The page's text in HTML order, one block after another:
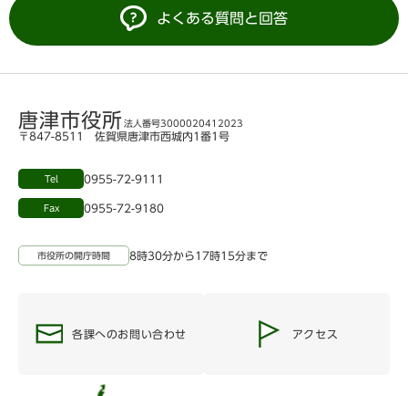
よくある質問と回答
唐津市役所 法人番号3000020412023
〒847-8511 佐賀県唐津市西城内1番1号
Tel 0955-72-9111
Fax 0955-72-9180
市役所の開庁時間 8時30分から17時15分まで
各課へのお問い合わせ アクセス